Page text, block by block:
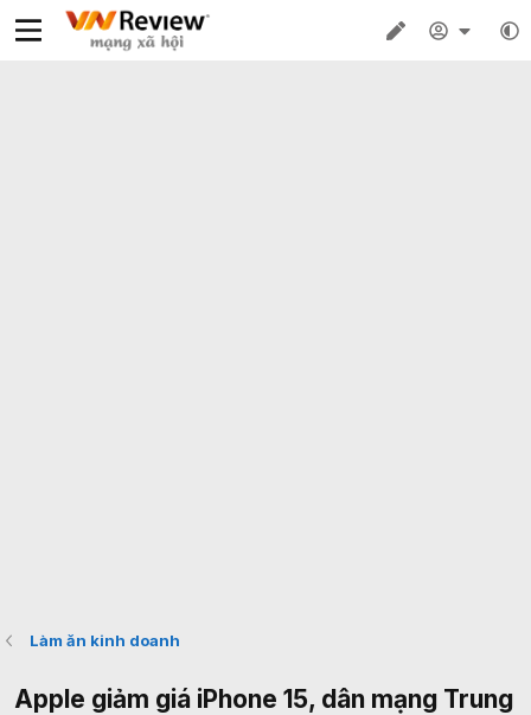
Làm ăn kinh doanh
Apple giảm giá iPhone 15, dân mạng Trung